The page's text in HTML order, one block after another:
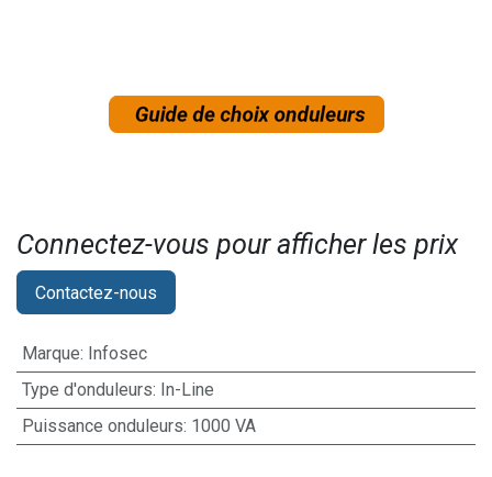
Connectez-vous pour afficher les prix​
Contactez-nous
Marque: Infosec
Type d'onduleurs: In-Line
Puissance onduleurs: 1000 VA